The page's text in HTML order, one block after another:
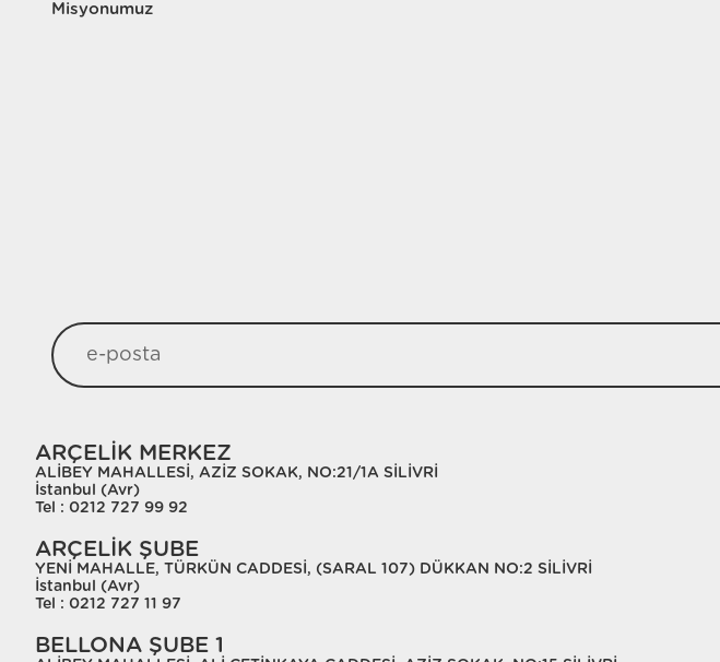
Misyonumuz
ARÇELİK MERKEZ
ALİBEY MAHALLESİ, AZİZ SOKAK, NO:21/1A SİLİVRİ
İstanbul (Avr)
Tel : 0212 727 99 92
ARÇELİK ŞUBE
YENİ MAHALLE, TÜRKÜN CADDESİ, (SARAL 107) DÜKKAN NO:2 SİLİVRİ
İstanbul (Avr)
Tel : 0212 727 11 97
BELLONA ŞUBE 1